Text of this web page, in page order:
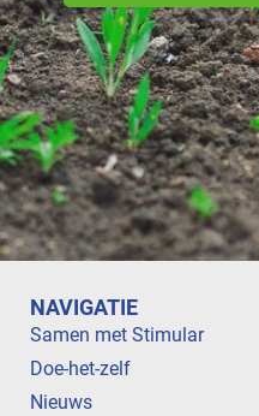
NAVIGATIE
Samen met Stimular
Doe-het-zelf
Nieuws